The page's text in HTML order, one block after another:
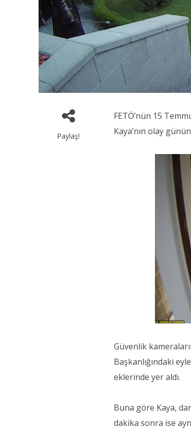
Paylaş!
FETÖ’nün 15
Kaya’nın olay
Güvenlik
Başkanlığındaki
eklerinde yer aldı.
Buna göre Kaya,
dakika sonra ise